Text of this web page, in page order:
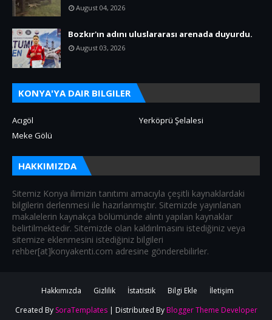
August 04, 2026
Bozkır'ın adını uluslararası arenada duyurdu.
August 03, 2026
KONYA'YA DAIR BILGILER
Acıgöl
Yerköprü Şelalesi
Meke Gölü
HAKKIMIZDA
Sitemiz Konya ilimizin tanıtımı amacıyla çeşitli kaynaklardaki
bilgilerin derlenmesi ile hazırlanmıştır. Sitemizde yayınlanan
makalelerin kaynakça bölümünde alıntı yapılan kaynaklar
belirtilmektedir. Sitemizde olan kaldırılmasını istediğiniz veya
sitemize eklenmesini istediğiniz bilgileri
rehber[at]konyakenti.com adresine gönderebilirler.
Hakkımızda Gizlilik İstatistik Bilgi Ekle
İletişim
Created By SoraTemplates| Distributed By Blogger Theme Developer